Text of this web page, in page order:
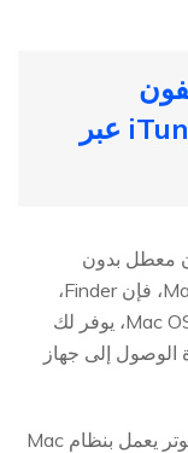
المعطل بدون استخدام iTunes عبر
معطل بدون
استخدام iTunes؟ إذا كنت من مستخدمي Mac، فإن Finder،
مدير الملفات الافتراضي لنظام التشغيل Mac OS X، يوفر لك
الوصول إلى جهاز
قم بربط جهاز الايفون بجهاز كمبيوتر يعمل بنظام Mac